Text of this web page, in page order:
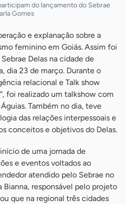
do lançamento do Sebrae
Gomes
e explanação sobre a
feminino em Goiás. Assim foi
Delas na cidade de
dia 23 de março. Durante o
relacional e Talk show
foi realizado um talkshow com
Também no dia, teve
das relações interpessoais e
conceitos e objetivos do Delas.
de uma jornada de
e eventos voltados ao
atendido pelo Sebrae no
Bianna, responsável pelo projeto
que na regional três cidades